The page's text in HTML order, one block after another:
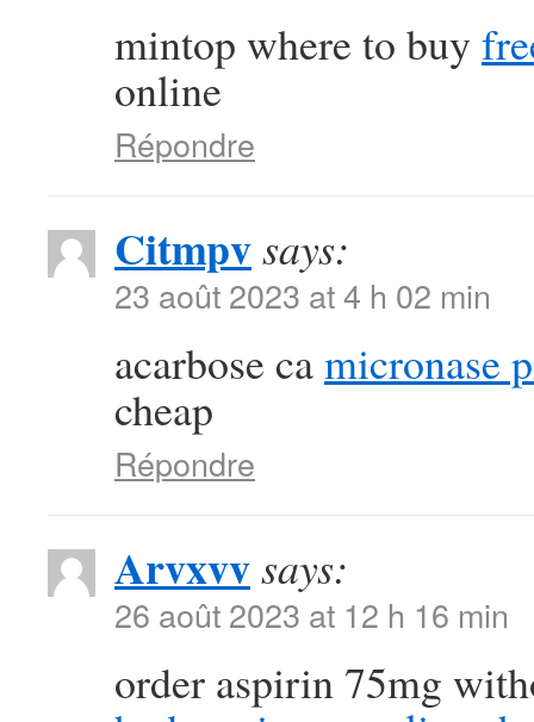
mintop where to buy
online
Répondre
Citmpvsays:
23 août 2023 at 4 h 02 min
acarbose camicronase
cheap
Répondre
Arvxvvsays:
26 août 2023 at 12 h 16 min
order aspirin 75mg